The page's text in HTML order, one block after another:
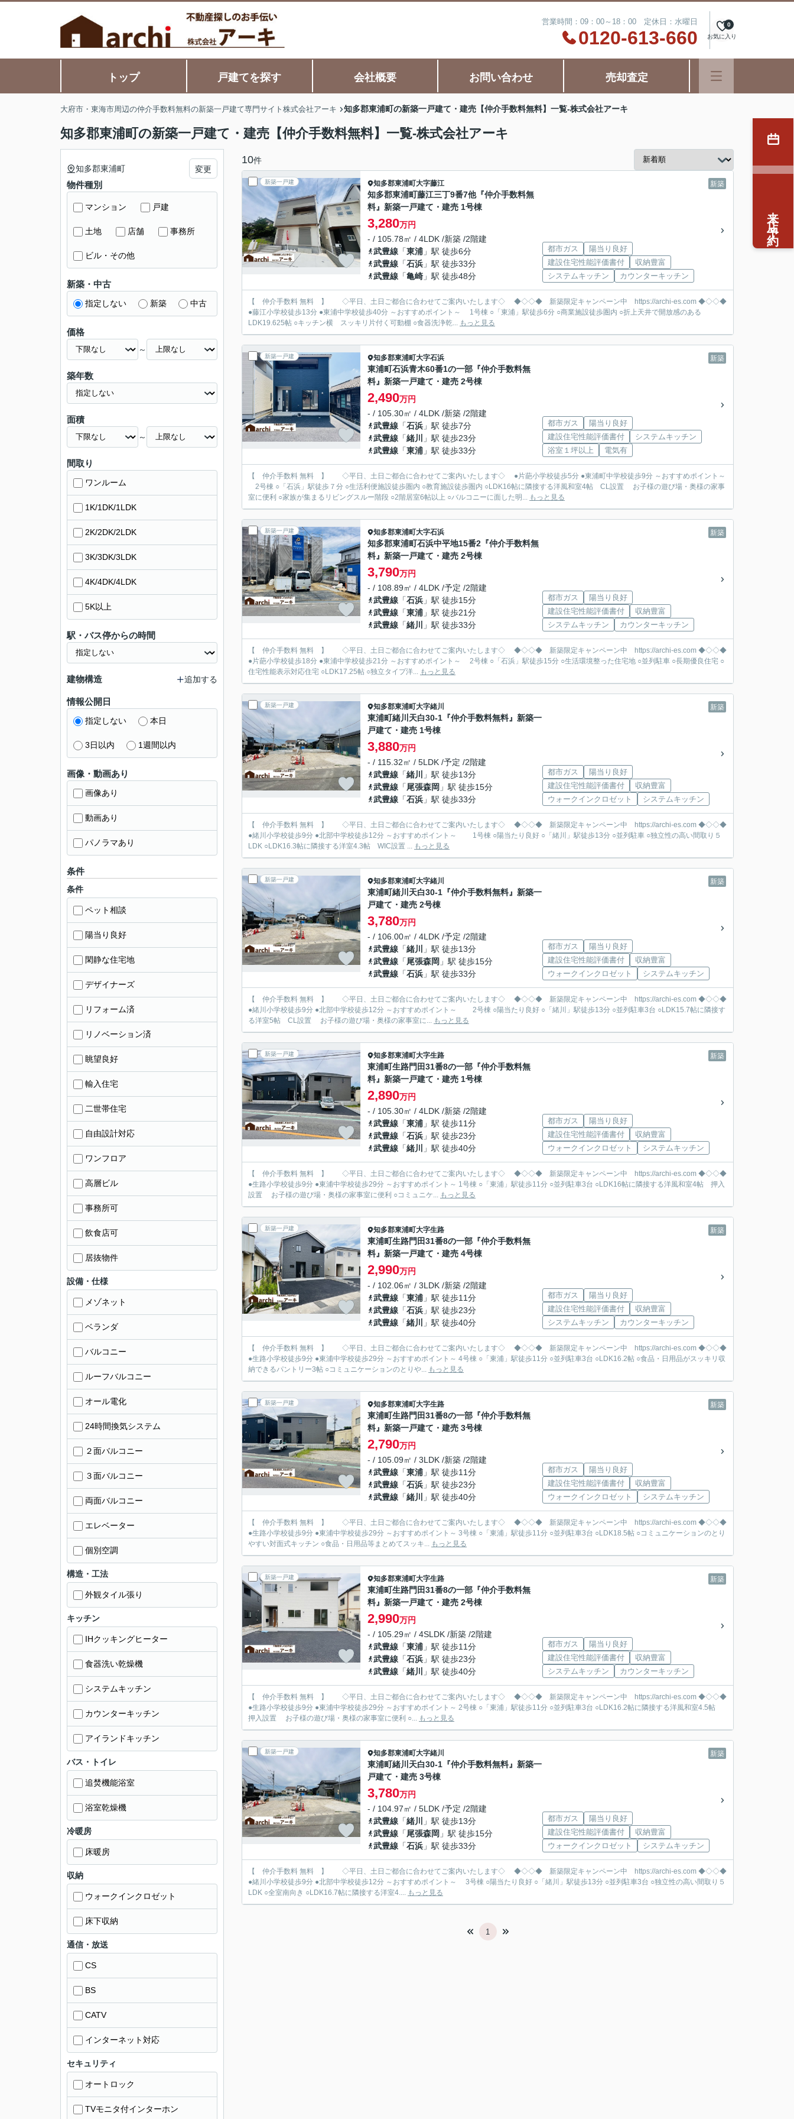
営業時間：09：00～18：00 定休日：水曜日
0120-613-660 お気に入り
0
トップ 戸建てを探す 会社概要 お問い合わせ 売却査定
大府市・東海市周辺の仲介手数料無料の新築一戸建て専門サイト株式会社アーキ 知多郡東浦町の新築一戸建て・建売【仲介手数料無料】一覧-株式会社アーキ
知多郡東浦町の新築一戸建て・建売【仲介手数料無料】一覧-株式会社アーキ
10件
新築一戸建 新築
知多郡東浦町大字藤江
知多郡東浦町藤江三丁9番7他『仲介手数料無
料』新築一戸建て・建売 1号棟
3,280万円
- / 105.78㎡ / 4LDK /新築 /2階建
武豊線 「東浦 」駅 徒歩6分
武豊線 「石浜 」駅 徒歩33分
武豊線 「亀崎 」駅 徒歩48分
都市ガス
陽当り良好
建設住宅性能評価書付
収納豊富
システムキッチン
カウンターキッチン
【 仲介手数料 無料 】 ◇平日、土日ご都合に合わせてご案内いたします◇ ◆◇◇◆ 新築限定キャンペーン中 https://archi-es.com ◆◇◇◆
●藤江小学校徒歩13分 ●東浦中学校徒歩40分 ～おすすめポイント～ 1号棟 ○「東浦」駅徒歩6分 ○商業施設徒歩圏内 ○折上天井で開放感のある
LDK19.625帖 ○キッチン横 スッキリ片付く可動棚 ○食器洗浄乾... もっと見る
新築一戸建 新築
知多郡東浦町大字石浜
東浦町石浜青木60番1の一部『仲介手数料無
料』新築一戸建て・建売 2号棟
2,490万円
- / 105.30㎡ / 4LDK /新築 /2階建
武豊線 「石浜 」駅 徒歩7分
武豊線 「緒川
」駅 徒歩23分
武豊線 「東浦 」駅 徒歩33分
都市ガス
陽当り良好
建設住宅性能評価書付
システムキッチン
浴室１坪以上
電気有
【 仲介手数料 無料 】 ◇平日、土日ご都合に合わせてご案内いたします◇ ●片葩小学校徒歩5分 ●東浦町中学校徒歩9分 ～おすすめポイント～
2号棟 ○「石浜」駅徒歩７分 ○生活利便施設徒歩圏内 ○教育施設徒歩圏内 ○LDK16帖に隣接する洋風和室4帖 CL設置 お子様の遊び場・奥様の家事
室に便利 ○家族が集まるリビングスルー階段 ○2階居室6帖以上 ○バルコニーに面した明... もっと見る
新築一戸建 新築
知多郡東浦町大字石浜
知多郡東浦町石浜中平地15番2『仲介手数料無
料』新築一戸建て・建売 2号棟
3,790万円
- / 108.89㎡ / 4LDK /予定 /2階建
武豊線 「石浜 」駅 徒歩15分
武豊線 「東浦 」駅 徒歩21分
武豊線 「緒川 」駅 徒歩33分
都市ガス
陽当り良好
建設住宅性能評価書付
収納豊富
システムキッチン
カウンターキッチン
【 仲介手数料 無料 】 ◇平日、土日ご都合に合わせてご案内いたします◇ ◆◇◇◆ 新築限定キャンペーン中 https://archi-es.com ◆◇◇◆
●片葩小学校徒歩18分 ●東浦中学校徒歩21分 ～おすすめポイント～ 2号棟 ○「石浜」駅徒歩15分 ○生活環境整った住宅地 ○並列駐車 ○長期優良住宅 ○
住宅性能表示対応住宅 ○LDK17.25帖 ○独立タイプ洋... もっと見る
新築一戸建 新築
知多郡東浦町大字緒川
東浦町緒川天白30-1『仲介手数料無料』新築一
戸建て・建売 1号棟
3,880万円
- / 115.32㎡ / 5LDK /予定 /2階建
武豊線 「緒川
」駅 徒歩13分
武豊線 「尾張森岡 」駅 徒歩15分
武豊線 「石浜 」駅 徒歩33分
都市ガス
陽当り良好
建設住宅性能評価書付
収納豊富
ウォークインクロゼット
システムキッチン
【 仲介手数料 無料 】 ◇平日、土日ご都合に合わせてご案内いたします◇ ◆◇◇◆ 新築限定キャンペーン中 https://archi-es.com ◆◇◇◆
●緒川小学校徒歩9分 ●北部中学校徒歩12分 ～おすすめポイント～ 1号棟 ○陽当たり良好 ○「緒川」駅徒歩13分 ○並列駐車 ○独立性の高い間取り５
LDK ○LDK16.3帖に隣接する洋室4.3帖 WIC設置 ... もっと見る
新築一戸建 新築
知多郡東浦町大字緒川
東浦町緒川天白30-1『仲介手数料無料』新築一
戸建て・建売 2号棟
3,780万円
- / 106.00㎡ / 4LDK /予定 /2階建
武豊線 「緒川
」駅 徒歩13分
武豊線 「尾張森岡 」駅 徒歩15分
武豊線 「石浜 」駅 徒歩33分
都市ガス
陽当り良好
建設住宅性能評価書付
収納豊富
ウォークインクロゼット
システムキッチン
【 仲介手数料 無料 】 ◇平日、土日ご都合に合わせてご案内いたします◇ ◆◇◇◆ 新築限定キャンペーン中 https://archi-es.com ◆◇◇◆
●緒川小学校徒歩9分 ●北部中学校徒歩12分 ～おすすめポイント～ 2号棟 ○陽当たり良好 ○「緒川」駅徒歩13分 ○並列駐車3台 ○LDK15.7帖に隣接す
る洋室5帖 CL設置 お子様の遊び場・奥様の家事室に... もっと見る
新築一戸建 新築
知多郡東浦町大字生路
東浦町生路門田31番8の一部『仲介手数料無
料』新築一戸建て・建売 1号棟
2,890万円
- / 105.30㎡ / 4LDK /新築 /2階建
武豊線 「東浦 」駅 徒歩11分
武豊線 「石浜 」駅 徒歩23分
武豊線 「緒川 」駅 徒歩40分
都市ガス
陽当り良好
建設住宅性能評価書付
収納豊富
ウォークインクロゼット
システムキッチン
【 仲介手数料 無料 】 ◇平日、土日ご都合に合わせてご案内いたします◇ ◆◇◇◆ 新築限定キャンペーン中 https://archi-es.com ◆◇◇◆
●生路小学校徒歩9分 ●東浦中学校徒歩29分 ～おすすめポイント～ 1号棟 ○「東浦」駅徒歩11分 ○並列駐車3台 ○LDK16帖に隣接する洋風和室4帖 押入
設置 お子様の遊び場・奥様の家事室に便利 ○コミュニケ... もっと見る
新築一戸建 新築
知多郡東浦町大字生路
東浦町生路門田31番8の一部『仲介手数料無
料』新築一戸建て・建売 4号棟
2,990万円
- / 102.06㎡ / 3LDK /新築 /2階建
武豊線 「東浦 」駅 徒歩11分
武豊線 「石浜 」駅 徒歩23分
武豊線 「緒川 」駅 徒歩40分
都市ガス
陽当り良好
建設住宅性能評価書付
収納豊富
システムキッチン
カウンターキッチン
【 仲介手数料 無料 】 ◇平日、土日ご都合に合わせてご案内いたします◇ ◆◇◇◆ 新築限定キャンペーン中 https://archi-es.com ◆◇◇◆
●生路小学校徒歩9分 ●東浦中学校徒歩29分 ～おすすめポイント～ 4号棟 ○「東浦」駅徒歩11分 ○並列駐車3台 ○LDK16.2帖 ○食品・日用品がスッキリ収
納できるパントリー3帖 ○コミュニケーションのとりや... もっと見る
新築一戸建 新築
知多郡東浦町大字生路
東浦町生路門田31番8の一部『仲介手数料無
料』新築一戸建て・建売 3号棟
2,790万円
- / 105.09㎡ / 3LDK /新築 /2階建
武豊線 「東浦 」駅 徒歩11分
武豊線 「石浜 」駅 徒歩23分
武豊線 「緒川 」駅 徒歩40分
都市ガス
陽当り良好
建設住宅性能評価書付
収納豊富
ウォークインクロゼット
システムキッチン
【 仲介手数料 無料 】 ◇平日、土日ご都合に合わせてご案内いたします◇ ◆◇◇◆ 新築限定キャンペーン中 https://archi-es.com ◆◇◇◆
●生路小学校徒歩9分 ●東浦中学校徒歩29分 ～おすすめポイント～ 3号棟 ○「東浦」駅徒歩11分 ○並列駐車3台 ○LDK18.5帖 ○コミュニケーションのとり
やすい対面式キッチン ○食品・日用品等まとめてスッキ... もっと見る
新築一戸建 新築
知多郡東浦町大字生路
東浦町生路門田31番8の一部『仲介手数料無
料』新築一戸建て・建売 2号棟
2,990万円
- / 105.29㎡ / 4SLDK /新築 /2階建
武豊線 「東浦 」駅 徒歩11分
武豊線 「石浜 」駅 徒歩23分
武豊線 「緒川 」駅 徒歩40分
都市ガス
陽当り良好
建設住宅性能評価書付
収納豊富
システムキッチン
カウンターキッチン
【 仲介手数料 無料 】 ◇平日、土日ご都合に合わせてご案内いたします◇ ◆◇◇◆ 新築限定キャンペーン中 https://archi-es.com ◆◇◇◆
●生路小学校徒歩9分 ●東浦中学校徒歩29分 ～おすすめポイント～ 2号棟 ○「東浦」駅徒歩11分 ○並列駐車3台 ○LDK16.2帖に隣接する洋風和室4.5帖
押入設置 お子様の遊び場・奥様の家事室に便利 ○... もっと見る
新築一戸建 新築
知多郡東浦町大字緒川
東浦町緒川天白30-1『仲介手数料無料』新築一
戸建て・建売 3号棟
3,780万円
- / 104.97㎡ / 5LDK /予定 /2階建
武豊線 「緒川
」駅 徒歩13分
武豊線 「尾張森岡 」駅 徒歩15分
武豊線 「石浜 」駅 徒歩33分
都市ガス
陽当り良好
建設住宅性能評価書付
収納豊富
ウォークインクロゼット
システムキッチン
【 仲介手数料 無料 】 ◇平日、土日ご都合に合わせてご案内いたします◇ ◆◇◇◆ 新築限定キャンペーン中 https://archi-es.com ◆◇◇◆
●緒川小学校徒歩9分 ●北部中学校徒歩12分 ～おすすめポイント～ 3号棟 ○陽当たり良好 ○「緒川」駅徒歩13分 ○並列駐車3台 ○独立性の高い間取り５
LDK ○全室南向き ○LDK16.7帖に隣接する洋室4.... もっと見る
1
知多郡東浦町 変更
物件種別
マンション 戸建
土地 店舗 事務所
ビル・その他
新築・中古
指定しない 新築 中古
価格
～
築年数
面積
～
間取り
ワンルーム
1K/1DK/1LDK
2K/2DK/2LDK
3K/3DK/3LDK
4K/4DK/4LDK
5K以上
駅・バス停からの時間
建物構造 追加する
情報公開日
指定しない 本日
3日以内 1週間以内
画像・動画あり
画像あり
動画あり
パノラマあり
条件
条件
ペット相談
陽当り良好
閑静な住宅地
デザイナーズ
リフォーム済
リノベーション済
眺望良好
輸入住宅
二世帯住宅
自由設計対応
ワンフロア
高層ビル
事務所可
飲食店可
居抜物件
設備・仕様
メゾネット
ベランダ
バルコニー
ルーフバルコニー
オール電化
24時間換気システム
２面バルコニー
３面バルコニー
両面バルコニー
エレベーター
個別空調
構造・工法
外観タイル張り
キッチン
IHクッキングヒーター
食器洗い乾燥機
システムキッチン
カウンターキッチン
アイランドキッチン
バス・トイレ
追焚機能浴室
浴室乾燥機
冷暖房
床暖房
収納
ウォークインクロゼット
床下収納
通信・放送
CS
BS
CATV
インターネット対応
セキュリティ
オートロック
TVモニタ付インターホン
来店予約